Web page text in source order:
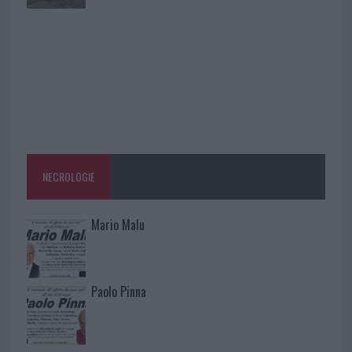
NECROLOGIE
Mario Malu
Paolo Pinna